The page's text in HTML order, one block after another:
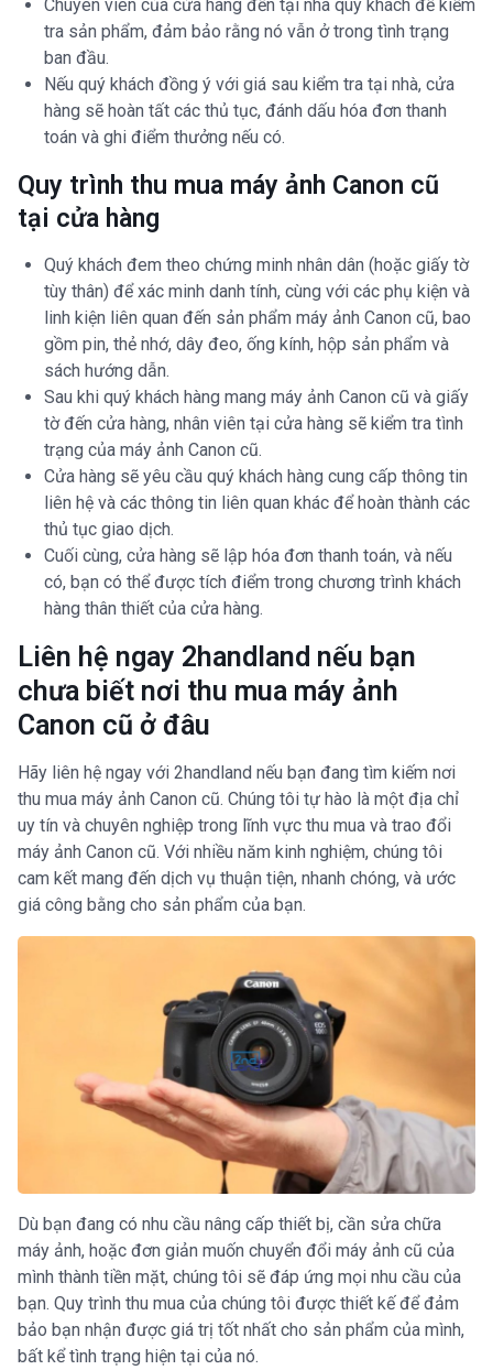
Chuyên viên của cửa hàng đến tại nhà quý khách để kiểm
tra sản phẩm, đảm bảo rằng nó vẫn ở trong tình trạng
ban đầu.
Nếu quý khách đồng ý với giá sau kiểm tra tại nhà, cửa
hàng sẽ hoàn tất các thủ tục, đánh dấu hóa đơn thanh
toán và ghi điểm thưởng nếu có.
Quy trình thu mua máy ảnh Canon cũ
tại cửa hàng
Quý khách đem theo chứng minh nhân dân (hoặc giấy tờ
tùy thân) để xác minh danh tính, cùng với các phụ kiện và
linh kiện liên quan đến sản phẩm máy ảnh Canon cũ, bao
gồm pin, thẻ nhớ, dây đeo, ống kính, hộp sản phẩm và
sách hướng dẫn.
Sau khi quý khách hàng mang máy ảnh Canon cũ và giấy
tờ đến cửa hàng, nhân viên tại cửa hàng sẽ kiểm tra tình
trạng của máy ảnh Canon cũ.
Cửa hàng sẽ yêu cầu quý khách hàng cung cấp thông tin
liên hệ và các thông tin liên quan khác để hoàn thành các
thủ tục giao dịch.
Cuối cùng, cửa hàng sẽ lập hóa đơn thanh toán, và nếu
có, bạn có thể được tích điểm trong chương trình khách
hàng thân thiết của cửa hàng.
Liên hệ ngay 2handland nếu bạn
chưa biết nơi thu mua máy ảnh
Canon cũ ở đâu
Hãy liên hệ ngay với 2handland nếu bạn đang tìm kiếm nơi
thu mua máy ảnh Canon cũ. Chúng tôi tự hào là một địa chỉ
uy tín và chuyên nghiệp trong lĩnh vực thu mua và trao đổi
máy ảnh Canon cũ. Với nhiều năm kinh nghiệm, chúng tôi
cam kết mang đến dịch vụ thuận tiện, nhanh chóng, và ước
giá công bằng cho sản phẩm của bạn.
Dù bạn đang có nhu cầu nâng cấp thiết bị, cần sửa chữa
máy ảnh, hoặc đơn giản muốn chuyển đổi máy ảnh cũ của
mình thành tiền mặt, chúng tôi sẽ đáp ứng mọi nhu cầu của
bạn. Quy trình thu mua của chúng tôi được thiết kế để đảm
bảo bạn nhận được giá trị tốt nhất cho sản phẩm của mình,
bất kể tình trạng hiện tại của nó.